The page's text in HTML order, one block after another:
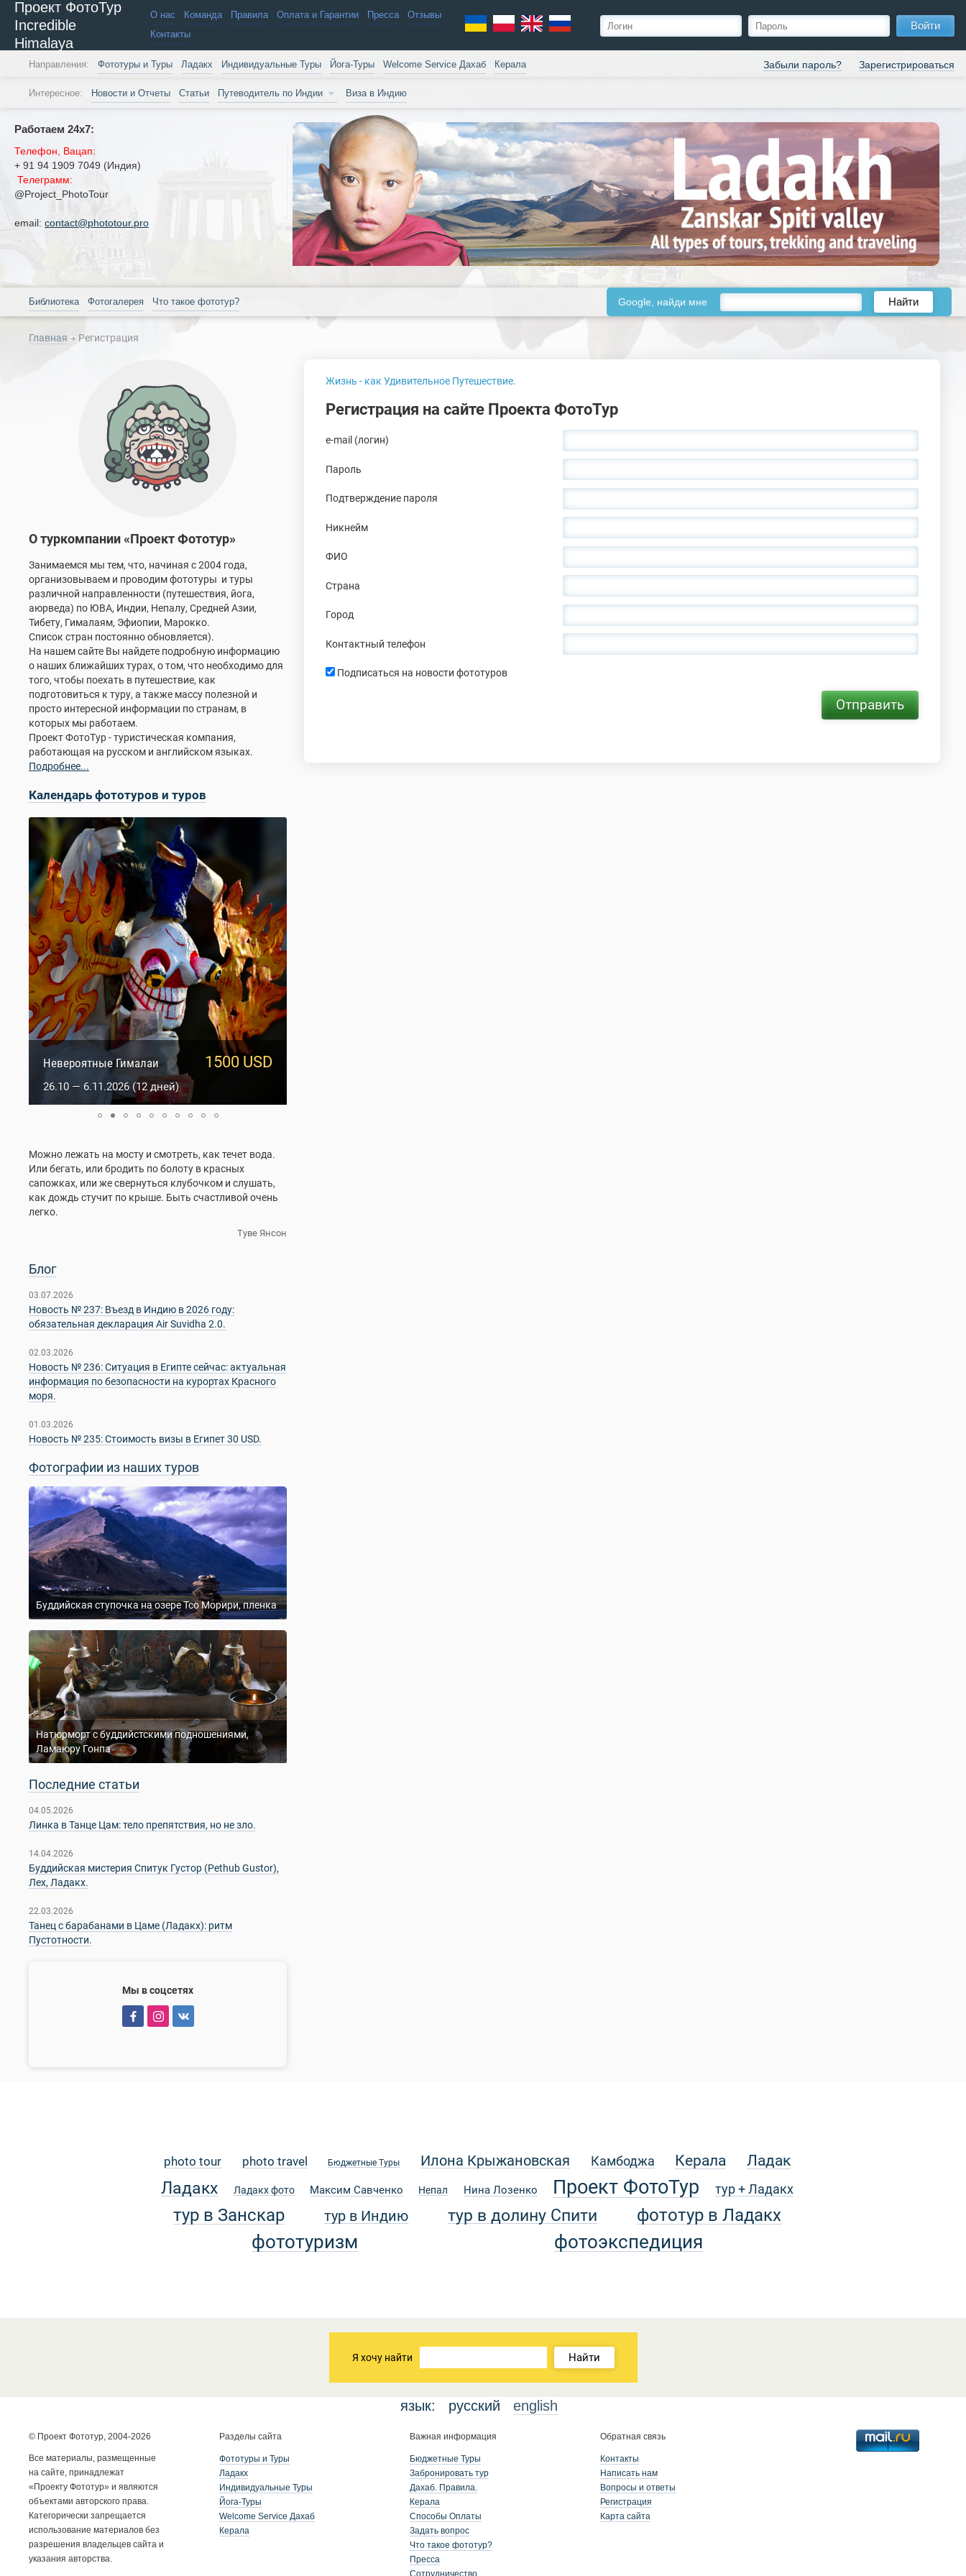
Проект ФотоТур
Incredible
Himalaya
О нас Команда Правила Оплата и Гарантии Пресса
Отзывы
Контакты
Войти
Забыли пароль? Зарегистрироваться
Направления: Фототуры и Туры Ладакх Индивидуальные Туры Йога-Туры Welcome Service Дахаб Керала
Интересное: Новости и Отчеты Статьи Путеводитель по Индии Виза в Индию
Работаем 24х7:
Телефон, Вацап:
+ 91 94 1909 7049 (Индия)
Телеграмм:
@Project_PhotoTour
email: contact@phototour.pro
Библиотека Фотогалерея Что такое фототур? Google, найди мне Найти
Главная Регистрация
О туркомпании «Проект Фототур»
Занимаемся мы тем, что, начиная с 2004 года,
организовываем и проводим фототуры и туры
различной направленности (путешествия, йога,
аюрведа) по ЮВА, Индии, Непалу, Средней Азии,
Тибету, Гималаям, Эфиопии, Марокко.
Список стран постоянно обновляется).
На нашем сайте Вы найдете подробную информацию
о наших ближайших турах, о том, что необходимо для
того, чтобы поехать в путешествие, как
подготовиться к туру, а также массу полезной и
просто интересной информации по странам, в
которых мы работаем.
Проект ФотоТур - туристическая компания,
работающая на русском и английском языках.
Подробнее...
Календарь фототуров и туров
950 USD
Сакральный Ладакх
5.10 — 14.10.2026 (10 дней)
1500 USD
Невероятные Гималаи
26.10 — 6.11.2026 (12 дней)
Можно лежать на мосту и смотреть, как течет вода.
Или бегать, или бродить по болоту в красных
сапожках, или же свернуться клубочком и слушать,
как дождь стучит по крыше. Быть счастливой очень
легко.
Туве Янсон
Блог
03.07.2026
Новость № 237: Въезд в Индию в 2026 году:
обязательная декларация Air Suvidha 2.0.
02.03.2026
Новость № 236: Ситуация в Египте сейчас: актуальная
информация по безопасности на курортах Красного
моря.
01.03.2026
Новость № 235: Стоимость визы в Египет 30 USD.
Фотографии из наших туров
Буддийская ступочка на озере Тсо Морири, пленка
Натюрморт с буддийстскими подношениями,
Ламаюру Гонпа
Последние статьи
04.05.2026
Линка в Танце Цам: тело препятствия, но не зло.
14.04.2026
Буддийская мистерия Спитук Густор (Pethub Gustor),
Лех, Ладакх.
22.03.2026
Танец с барабанами в Цаме (Ладакх): ритм
Пустотности.
Мы в соцсетях
Жизнь - как Удивительное Путешествие.
Регистрация на сайте Проекта ФотоТур
e-mail (логин)
Пароль
Подтверждение пароля
Никнейм
ФИО
Страна
Город
Контактный телефон
Подписаться на новости фототуров
Отправить
photo tour photo travel Бюджетные Туры Илона Крыжановская Камбоджа Керала Ладак
Ладакх Ладакх фото Максим Савченко Непал Нина Лозенко Проект ФотоТур тур + Ладакх
тур в Занскар тур в Индию тур в долину Спити фототур в Ладакх
фототуризм фотоэкспедиция
Я хочу найти Найти
язык: русский english
© Проект Фототур, 2004-2026
Все материалы, размещенные
на сайте, принадлежат
«Проекту Фототур» и являются
объектами авторского права.
Категорически запрещается
использование материалов без
разрешения владельцев сайта и
указания авторства.
Разделы сайта
Фототуры и Туры
Ладакх
Индивидуальные Туры
Йога-Туры
Welcome Service Дахаб
Керала
Важная информация
Бюджетные Туры
Забронировать тур
Дахаб. Правила.
Керала
Способы Оплаты
Задать вопрос
Что такое фототур?
Пресса
Сотрудничество
Обратная связь
Контакты
Написать нам
Вопросы и ответы
Регистрация
Карта сайта